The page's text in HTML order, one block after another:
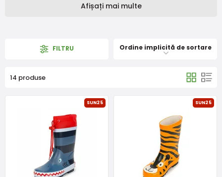
Afișați mai multe
FILTRU Ordine implicită de sortare
14 produse
SUN25 SUN25